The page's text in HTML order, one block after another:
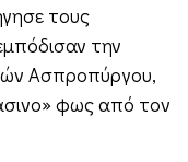
τους
την
Ασπροπύργου,
φως από τον